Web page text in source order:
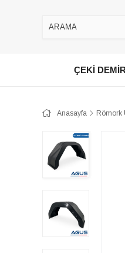
ÇEKİ
Anasayfa Römork